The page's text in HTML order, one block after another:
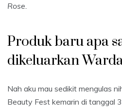
Rose.
Produk baru apa
dikeluarkan
Nah aku mau sedikit mengulas
Beauty Fest kemarin di tanggal